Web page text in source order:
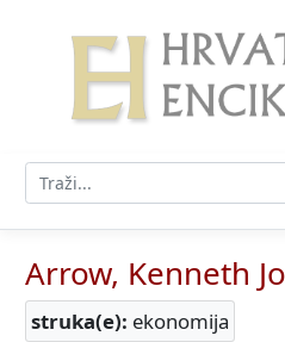
Arrow, Kenneth
struka(e): ekonomija